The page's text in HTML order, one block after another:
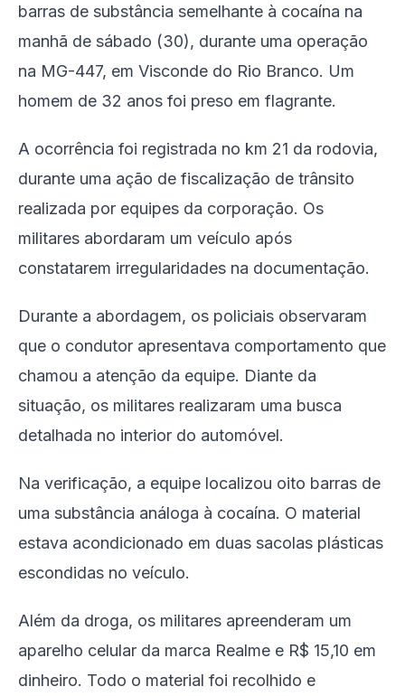
barras de substância semelhante à cocaína na
manhã de sábado (30), durante uma operação
na MG-447, em Visconde do Rio Branco. Um
homem de 32 anos foi preso em flagrante.
A ocorrência foi registrada no km 21 da rodovia,
durante uma ação de fiscalização de trânsito
realizada por equipes da corporação. Os
militares abordaram um veículo após
constatarem irregularidades na documentação.
Durante a abordagem, os policiais observaram
que o condutor apresentava comportamento que
chamou a atenção da equipe. Diante da
situação, os militares realizaram uma busca
detalhada no interior do automóvel.
Na verificação, a equipe localizou oito barras de
uma substância análoga à cocaína. O material
estava acondicionado em duas sacolas plásticas
escondidas no veículo.
Além da droga, os militares apreenderam um
aparelho celular da marca Realme e R$ 15,10 em
dinheiro. Todo o material foi recolhido e